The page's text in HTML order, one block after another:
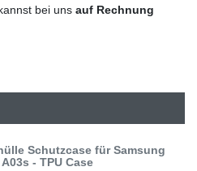
bei uns auf Rechnung
Schutzcase für Samsung
- TPU Case